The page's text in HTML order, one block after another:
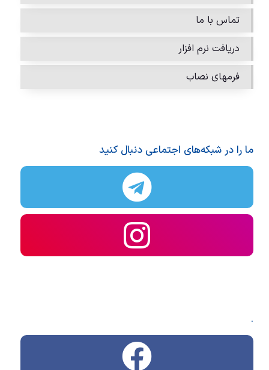
تماس با ما
دریافت نرم افزار
فرمهای نصاب
ما را در شبکه‌های اجتماعی دنبال کنید
.